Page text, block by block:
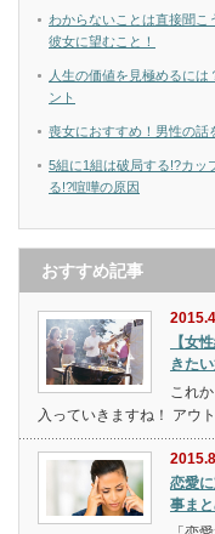
わからないことは直接聞こ
彼女に望むこと！
人生の価値を見極めるに
ント
喪女におすすめ！男性の話
5組に1組は破局する!?カッ
る!?喧嘩の原因
おすすめ記事
【女
きた
これ
入っていきますね！ アウ
恋愛
事まと